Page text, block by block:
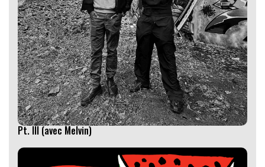
Pt. III (avec Melvin)